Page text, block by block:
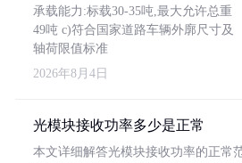
承载能力:标载30-35吨,最大允许总重
49吨 c)符合国家道路车辆外廓尺寸及
轴荷限值标准
2026年8月4日
光模块接收功率多少是正常
本文详细解答光模块接收功率的正常